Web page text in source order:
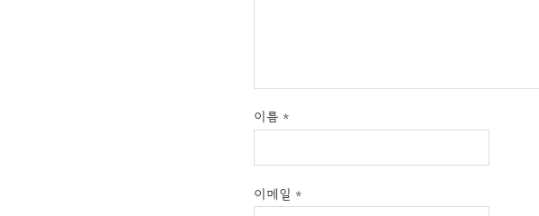
이름 *
이메일 *